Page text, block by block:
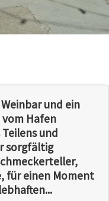
und ein
vom Hafen
und
sorgfältig
für einen Moment